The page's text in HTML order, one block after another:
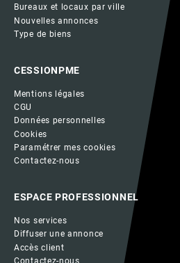
Bureaux et locaux par ville
Nouvelles annonces
Type de biens
CESSIONPME
Mentions légales
CGU
Données personnelles
Cookies
Paramétrer mes cookies
Contactez-nous
ESPACE PROFESSIONNEL
Nos services
Diffuser une annonce
Accès client
Contactez-nous